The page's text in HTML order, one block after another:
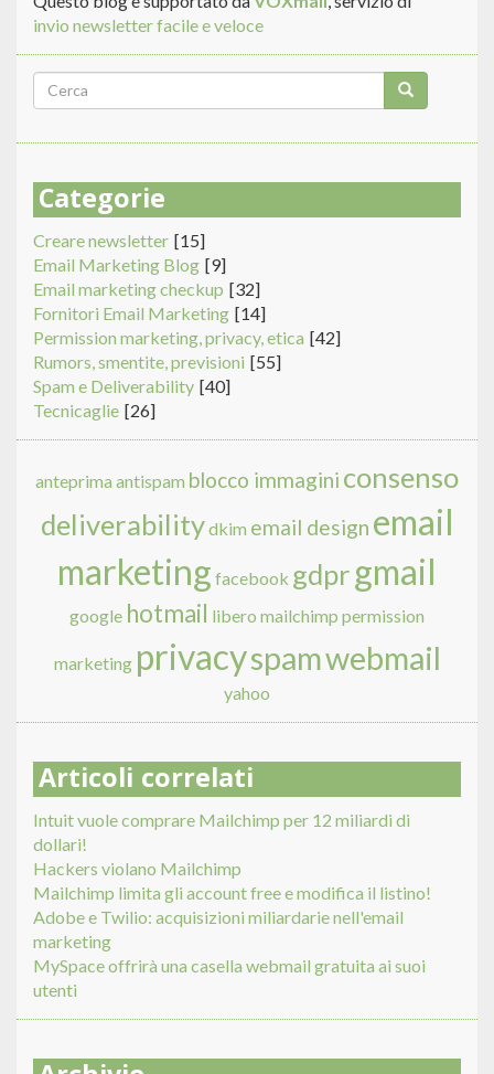
invio newsletter facile e veloce
Form
di
ricerca
Categorie
Creare newsletter [15]
Email Marketing Blog [9]
Email marketing checkup [32]
Fornitori Email Marketing [14]
Permission marketing, privacy, etica [42]
Rumors, smentite, previsioni [55]
Spam e Deliverability [40]
Tecnicaglie [26]
anteprima antispam blocco immagini consenso
deliverabilitydkim email design email
marketing facebook gdpr gmail
google hotmail libero mailchimp permission
marketing privacyspamwebmail
yahoo
Articoli correlati
Intuit vuole comprare Mailchimp per 12 miliardi di
dollari!
Hackers violano Mailchimp
Mailchimp limita gli account free e modifica il listino!
Adobe e Twilio: acquisizioni miliardarie nell'email
marketing
MySpace offrirà una casella webmail gratuita ai suoi
utenti